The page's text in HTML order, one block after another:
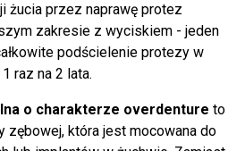
żucia przez naprawę protez
zakresie z wyciskiem - jeden
podścielenie protezy w
raz na 2 lata.
o charakterze overdenture to
zębowej, która jest mocowana do